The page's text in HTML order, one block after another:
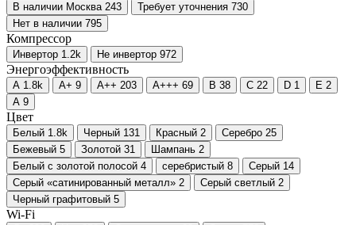
В наличии Москва 243 Требует уточнения 730
Нет в наличии 795
Компрессор
Инвертор 1.2k Не инвертор 972
Энергоэффективность
A 1.8k A+ 9 A++ 203 A+++ 69 B 38 C 22 D 1 E 2
А 9
Цвет
Белый 1.8k Черный 131 Красный 2 Серебро 25
Бежевый 5 Золотой 31 Шампань 2
Белый с золотой полосой 4 серебристый 8 Серый 14
Серый «сатинированный металл» 2 Серый светлый 2
Черный графитовый 5
Wi-Fi